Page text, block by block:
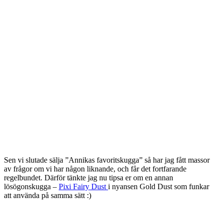
Sen vi slutade sälja ”Annikas favoritskugga” så har jag fått massor
av frågor om vi har någon liknande, och får det fortfarande
regelbundet. Därför tänkte jag nu tipsa er om en annan
lösögonskugga – Pixi Fairy Dust i nyansen Gold Dust som funkar
att använda på samma sätt :)